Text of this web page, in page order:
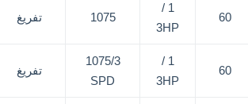
60
1 /
3HP
1075 تفريغ
60
1 /
3HP
1075/3
SPD
تفريغ